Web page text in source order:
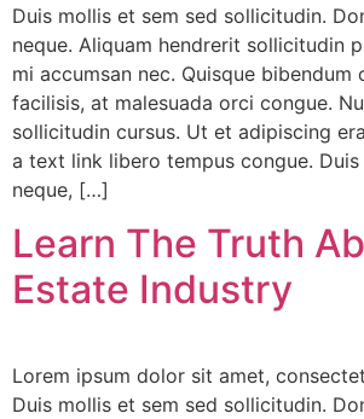
Duis mollis et sem sed sollicitudin.
neque. Aliquam hendrerit sollicitudin
mi accumsan nec. Quisque bibendum
facilisis, at malesuada orci congue.
sollicitudin cursus. Ut et adipiscing
a text link libero tempus congue.
neque, […]
Learn The Truth
Estate Industry
Lorem ipsum dolor sit amet,
Duis mollis et sem sed sollicitudin.